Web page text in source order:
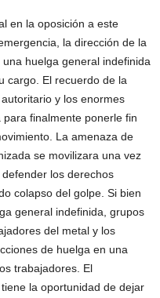
en la oposición a este
la dirección de la
huelga general indefinida
cargo. El recuerdo de la
y los enormes
finalmente ponerle fin
La amenaza de
se movilizara una vez
los derechos
colapso del golpe. Si bien
general indefinida, grupos
del metal y los
de huelga en una
trabajadores. El
la oportunidad de dejar